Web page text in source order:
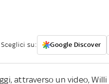
Sceglici su: Google Discover
attraverso un video,